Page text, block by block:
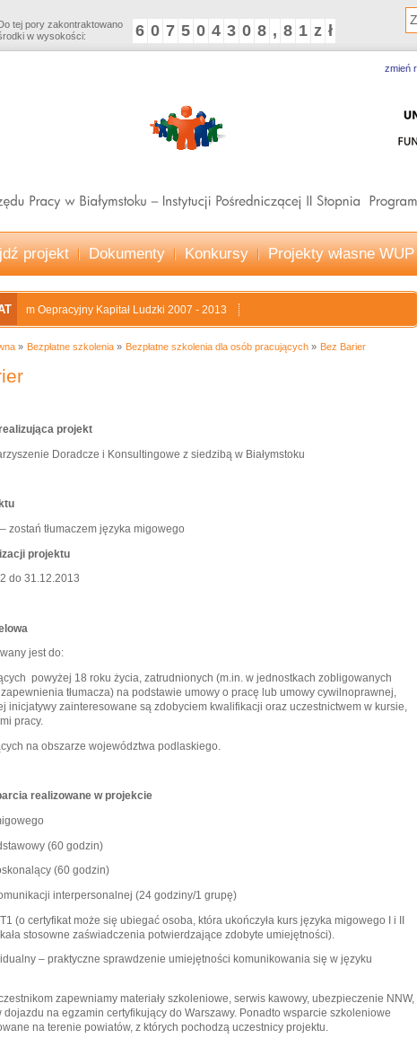
tej pory zakontraktowano
w wysokości:
6 0 7 5 0 4 3 0 8 , 8 1 z ł
zmień
projekt Dokumenty Konkursy Projekty własne WUP
Kapitał Ludzki 2007 - 2013
Bezpłatne szkolenia Bezpłatne szkolenia dla osób pracujących Bez Barier
projekt
Doradcze i Konsultingowe z siedzibą w Białymstoku
zostań tłumaczem języka migowego
projektu
do 31.12.2013
jest do:
powyżej 18 roku życia, zatrudnionych (m.in. w jednostkach zobligowanych
tłumacza) na podstawie umowy o pracę lub umowy cywilnoprawnej,
inicjatywy zainteresowane są zdobyciem kwalifikacji oraz uczestnictwem w kursie,
pracy.
na obszarze województwa podlaskiego.
realizowane w projekcie
(60 godzin)
(60 godzin)
interpersonalnej (24 godziny/1 grupę)
(o certyfikat może się ubiegać osoba, która ukończyła kurs języka migowego I i II
stosowne zaświadczenia potwierdzające zdobyte umiejętności).
– praktyczne sprawdzenie umiejętności komunikowania się w języku
zapewniamy materiały szkoleniowe, serwis kawowy, ubezpieczenie NNW,
dojazdu na egzamin certyfikujący do Warszawy. Ponadto wsparcie szkoleniowe
na terenie powiatów, z których pochodzą uczestnicy projektu.